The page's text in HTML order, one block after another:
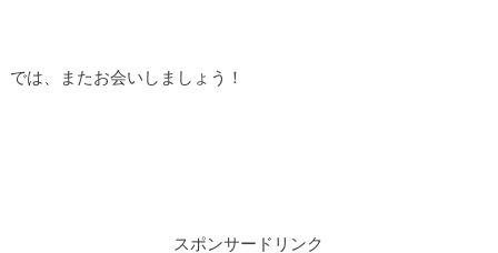
では、またお会いしましょう！
スポンサードリンク